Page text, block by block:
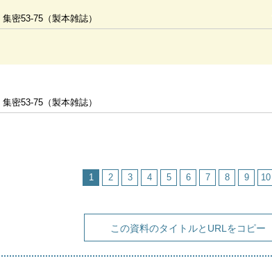
集密53-75（製本雑誌）
集密53-75（製本雑誌）
1 2 3 4 5 6 7 8 9 10
この資料のタイトルとURLをコピー